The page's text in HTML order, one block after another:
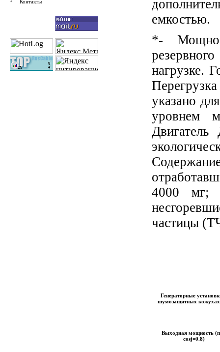
Контакты
емкостью.
*-
нагрузке.
указано
уровнем
Двигатель
4000 мг;
частицы
Генераторные
шумозащитных
Выходная мощность
cosj=0.8)